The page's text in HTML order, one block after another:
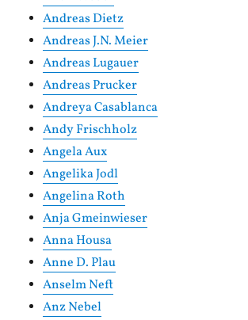
Andreas Dietz
Andreas J.N. Meier
Andreas Lugauer
Andreas Prucker
Andreya Casablanca
Andy Frischholz
Angela Aux
Angelika Jodl
Angelina Roth
Anja Gmeinwieser
Anna Housa
Anne D. Plau
Anselm Neft
Anz Nebel